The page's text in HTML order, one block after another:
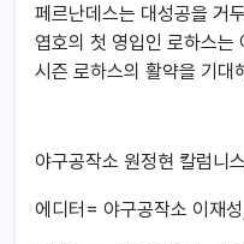
페르난데스는 대성공을 거
엽호의 첫 영입인 로하스는
시즌 로하스의 활약을 기대
야구공작소 원정현 칼럼니
에디터= 야구공작소 이재